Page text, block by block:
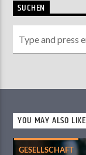
SUCHEN
YOU MAY ALSO LIKE
GESELLSCHAFT